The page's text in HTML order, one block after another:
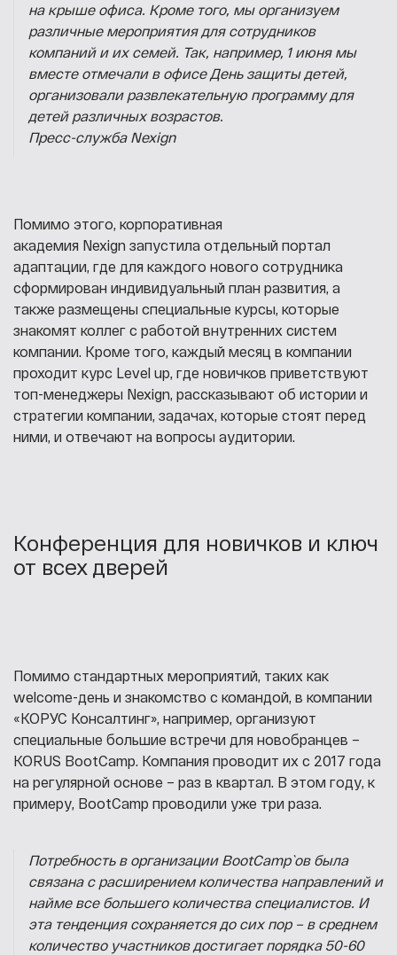
на крыше офиса. Кроме того, мы организуем
различные мероприятия для сотрудников
компаний и их семей. Так, например, 1 июня мы
вместе отмечали в офисе День защиты детей,
организовали развлекательную программу для
детей различных возрастов.
Пресс-служба Nexign
Помимо этого, корпоративная
академия Nexign запустила отдельный портал
адаптации, где для каждого нового сотрудника
сформирован индивидуальный план развития, а
также размещены специальные курсы, которые
знакомят коллег с работой внутренних систем
компании. Кроме того, каждый месяц в компании
проходит курс Level up, где новичков приветствуют
топ-менеджеры Nexign, рассказывают об истории и
стратегии компании, задачах, которые стоят перед
ними, и отвечают на вопросы аудитории.
Конференция для новичков и ключ
от всех дверей
Помимо стандартных мероприятий, таких как
welcome-день и знакомство с командой, в компании
«КОРУС Консалтинг», например, организуют
специальные большие встречи для новобранцев –
KORUS BootCamp. Компания проводит их с 2017 года
на регулярной основе – раз в квартал. В этом году, к
примеру, BootCamp проводили уже три раза.
Потребность в организации BootCamp`ов была
связана с расширением количества направлений и
найме все большего количества специалистов. И
эта тенденция сохраняется до сих пор – в среднем
количество участников достигает порядка 50-60